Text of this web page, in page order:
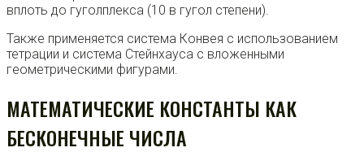
вплоть до гуголплекса (10 в гугол степени).
Также применяется система Конвея с использованием
тетрации и система Стейнхауса с вложенными
геометрическими фигурами.
МАТЕМАТИЧЕСКИЕ КОНСТАНТЫ КАК
БЕСКОНЕЧНЫЕ ЧИСЛА